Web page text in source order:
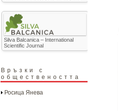
Silva Balcanica – International
Scientific Journal
Връзки с
обществеността
Росица Янева